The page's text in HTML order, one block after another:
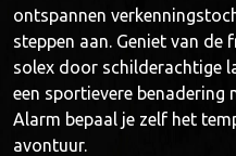
ontspannen
steppen aan. Geniet van
solex door schilderachtige
een sportievere benadering
Alarm bepaal je zelf het
avontuur.